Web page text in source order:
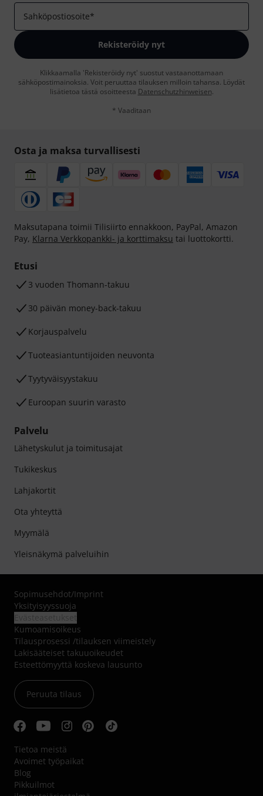
Sahköpostiosoite*
Rekisteröidy nyt
Klikkaamalla 'Rekisteröidy nyt' suostut vastaanottamaan
sähköpostimainoksia. Voit peruuttaa tilauksen milloin tahansa. Löydät
lisätietoa tästä osoitteesta Datenschutzhinweisen.
* Vaaditaan
Osta ja maksa turvallisesti
Maksutapana toimii Tilisiirto ennakkoon, PayPal, Amazon
Pay, Klarna Verkkopankki- ja korttimaksu tai luottokortti.
Etusi
3 vuoden Thomann-takuu
30 päivän money-back-takuu
Korjauspalvelu
Tuoteasiantuntijoiden neuvonta
Tyytyväisyystakuu
Euroopan suurin varasto
Palvelu
Lähetyskulut ja toimitusajat
Tukikeskus
Lahjakortit
Ota yhteyttä
Myymälä
Yleisnäkymä palveluihin
Sopimusehdot/Imprint
Yksityisyyssuoja
Kumoamisoikeus
Tilausprosessi /tilauksen viimeistely
Lakisääteiset takuuoikeudet
Esteettömyyttä koskeva lausunto
Peruuta tilaus
Tietoa meistä
Avoimet työpaikat
Blog
Pikkuilmot